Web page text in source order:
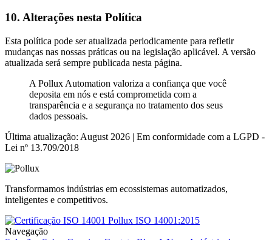
10. Alterações nesta Política
Esta política pode ser atualizada periodicamente para refletir
mudanças nas nossas práticas ou na legislação aplicável. A versão
atualizada será sempre publicada nesta página.
A Pollux Automation valoriza a confiança que você
deposita em nós e está comprometida com a
transparência e a segurança no tratamento dos seus
dados pessoais.
Última atualização: August 2026 | Em conformidade com a LGPD -
Lei nº 13.709/2018
Transformamos indústrias em ecossistemas automatizados,
inteligentes e competitivos.
ISO 14001:2015
Navegação